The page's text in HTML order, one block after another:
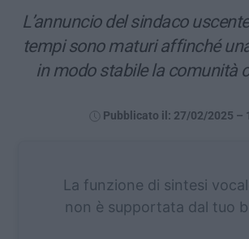
L’annuncio del sindaco
tempi sono maturi affinché
in modo stabile la comunità
Pubblicato il: 27/02/2025 –
La funzione di sintesi
non è supportata dal tuo